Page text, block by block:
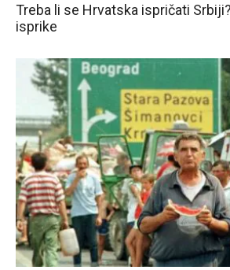
Treba li se Hrvatska ispričati
isprike